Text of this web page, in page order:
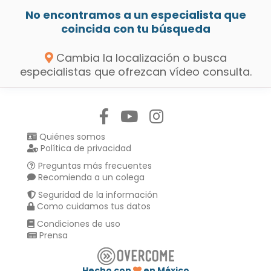
No encontramos a un especialista que
coincida con tu búsqueda
Cambia la localización o busca
especialistas que ofrezcan vídeo consulta.
Quiénes somos
Política de privacidad
Preguntas más frecuentes
Recomienda a un colega
Seguridad de la información
Como cuidamos tus datos
Condiciones de uso
Prensa